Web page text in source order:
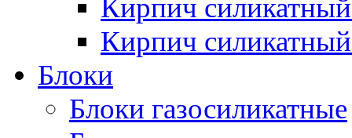
Кирпич
Кирпич
Блоки
Блоки газосиликатные